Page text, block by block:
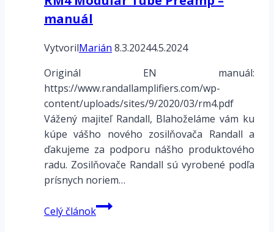
manuál
VytvorilMarián 8.3.20244.5.2024
Originál EN manuál:
https://www.randallamplifiers.com/wp-
content/uploads/sites/9/2020/03/rm4.pdf
Vážený majiteľ Randall, Blahoželáme vám ku
kúpe vášho nového zosilňovača Randall a
ďakujeme za podporu nášho produktového
radu. Zosilňovače Randall sú vyrobené podľa
prísnych noriem…
Celý článokRM4
Modular